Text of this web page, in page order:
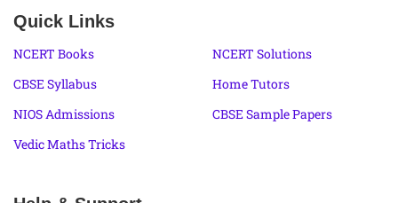
Quick Links
NCERT Books
NCERT Solutions
CBSE Syllabus
Home Tutors
NIOS Admissions
CBSE Sample Papers
Vedic Maths Tricks